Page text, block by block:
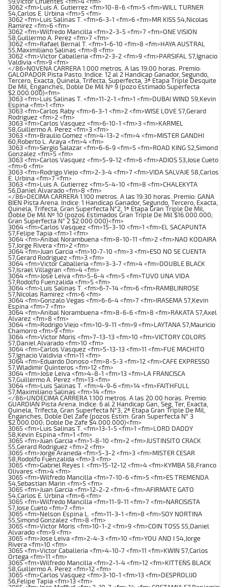
3062 <fm>Luis A. Gutierrez <fm>10-8-6 <fm>5 <fm>WILL TURNER
54,Carlos E. Urbina <fm>5 <fm>
3062 <fm>Luis Salinas T. <fm>6-3-1 <fm>6 <fm>MR KISS 54,Nicolas
Ramirez <fm>6 <fm>
3062 <fm>Wilfredo Mancilla <fm>2-3-5 <fm>7 <fm>ONE VISION
58,Guillermo A. Perez <fm>7 <fm>
3062 <fm>Rafael Bernal T. <fm>1-6-10 <fm>8 <fm>HAYA AUSTRAL
55,Maximiliano Salinas <fm>8 <fm>
3062 <fm>Victor Caballeria <fm>2-3-2 <fm>9 <fm>PARSIFAL 57,Ignacio
Valdivia <fm>9 <fm>
</86>NOVENA CARRERA 1.000 metros. A las 19:00 horas. Premio:
GALOPADOR Pista Pasto. Indice: 12 al 2 Handicap Ganador, Segundo,
Tercero, Exacta, Quinela, Trifecta, Superfecta, 3ª Etapa Triple Desquite
De Mil, Enganches, Doble De Mil Nº 9 (pozo Estimado Superfecta
$2.000.000)<fm>
3063 <fm>Luis Salinas T. <fm>11-2-1 <fm>1 <fm>DUBAI WIND 59,Kevin
Espina <fm>1 <fm>
3063 <fm>Carlos Raby <fm>6-3-1 <fm>2 <fm>WISE LOVE 57,Gerard
Rodriguez <fm>2 <fm>
3063 <fm>Carlos Vasquez <fm>6-10-1 <fm>3 <fm>KARMEL
58,Guillermo A. Perez <fm>3 <fm>
3063 <fm>Braulio Gomez <fm>4-13-2 <fm>4 <fm>MISTER GANDHI
60,Roberto L. Araya <fm>4 <fm>
3063 <fm>Sergio Salazar <fm>6-6-9 <fm>5 <fm>ROAD KING 52,Simond
Gonzalez <fm>5 <fm>
3063 <fm>Carlos Vasquez <fm>5-9-12 <fm>6 <fm>ADIOS 53,Jose Cueto
<fm>6 <fm>
3063 <fm>Rodrigo Viejo <fm>2-3-4 <fm>7 <fm>VIDA SALVAJE 58,Carlos
E. Urbina <fm>7 <fm>
3063 <fm>Luis A. Gutierrez <fm>5-4-10 <fm>8 <fm>CHALEKYTA
56,Daniel Alvarado <fm>8 <fm>
</86>DECIMA CARRERA 1.100 metros. A las 19:30 horas. Premio: GANA
BIEN Pista Arena. Indice: 1 Handicap Ganador, Segundo, Tercero, Exacta,
Quinela, Trifecta, Gran Superfecta N°2, 1ª Etapa Gran Triple De Mil,
Doble De Mil Nº 10 (pozos Estimados Gran Triple De Mil $16.000.000;
Gran Superfecta N° 2 $2.000.000)<fm>
3064 <fm>Carlos Vasquez <fm>15-3-10 <fm>1 <fm>EL SACAPUNTA
57,Felipe Tapia <fm>1 <fm>
3064 <fm>Anibal Norambuena <fm>8-10-11 <fm>2 <fm>NAO KODAIRA
57,Jorge Rivera <fm>2 <fm>
3064 <fm>Juan Garcia <fm>10-7-10 <fm>3 <fm>ESO NO SE CUENTA
57,Gerard Rodriguez <fm>3 <fm>
3064 <fm>Victor Caballeria <fm>3-3-7 <fm>4 <fm>DOUBLE BLACK
57,Israel Villagran <fm>4 <fm>
3064 <fm>Jose Leiva <fm>5-6-4 <fm>5 <fm>TUVO UNA VIDA
57,Rodolfo Fuenzalida <fm>5 <fm>
3064 <fm>Luis Salinas T. <fm>6-7-14 <fm>6 <fm>RAMBLINROSE
57,Nicolas Ramirez <fm>6 <fm>
3064 <fm>Gonzalo Vegas <fm>6-6-4 <fm>7 <fm>IRASEMA 57,Kevin
Espina <fm>7 <fm>
3064 <fm>Anibal Norambuena <fm>8-6-6 <fm>8 <fm>RAKATA 57,Axel
Alvarez <fm>8 <fm>
3064 <fm>Rodrigo Viejo <fm>10-9-11 <fm>9 <fm>LAYTANA 57,Mauricio
Chamorro <fm>9 <fm>
3064 <fm>Victor Moris <fm>7-13-13 <fm>10 <fm>VICTORY COLORS
57,Daniel Alvarado <fm>10 <fm>
3064 <fm>Carlos Vasquez <fm>5-13-13 <fm>11 <fm>FUE MACHITO
57,Ignacio Valdivia <fm>11 <fm>
3064 <fm>Eduardo Donoso <fm>8-5-3 <fm>12 <fm>CAFE EXPRESSO
57,Wladimir Quinteros <fm>12 <fm>
3064 <fm>Jose Leiva <fm>4-8-1 <fm>13 <fm>LA FRANCISCA
57,Guillermo A. Perez <fm>13 <fm>
3064 <fm>Luis Salinas T. <fm>4-9-6 <fm>14 <fm>FAITHFULL
57,Maximiliano Salinas <fm>14 <fm>
</86>UNDECIMA CARRERA 1.100 metros. A las 20:00 horas. Premio:
GUARDIAN Pista Arena. Indice: 6 al 2 Handicap Gan, Seg, Ter, Exacta,
Quinela, Trifecta, Gran Superfecta N°3, 2ª Etapa Gran Triple De Mil,
Enganches, Doble Del Zafe (pozos Estim: Gran Superfecta N° 3
$2.000.000; Doble De Zafe $4.000.000)<fm>
3065 <fm>Luis Salinas T. <fm>13-1-5 <fm>1 <fm>LORD DADDY
58,Kevin Espina <fm>1 <fm>
3065 <fm>Juan Garcia <fm>1-8-10 <fm>2 <fm>JUSTINSITO CRACK
55,Gerard Rodriguez <fm>2 <fm>
3065 <fm>Jorge Araneda <fm>5-3-2 <fm>3 <fm>MISTER CESAR
58,Rodolfo Fuenzalida <fm>3 <fm>
3065 <fm>Gabriel Reyes I. <fm>15-12-12 <fm>4 <fm>KYMBA 58,Franco
Olivares <fm>4 <fm>
3065 <fm>Wilfredo Mancilla <fm>7-10-6 <fm>5 <fm>ES TREMENDA
54,Sebastian Marin <fm>5 <fm>
3065 <fm>Juan Garcia <fm>12-2-2 <fm>6 <fm>AFIRMATE GATO
54,Carlos E. Urbina <fm>6 <fm>
3065 <fm>Wilfredo Mancilla <fm>11-9-11 <fm>7 <fm>NARCISISTA
57,Jose Cueto <fm>7 <fm>
3065 <fm>Nelson Espina L. <fm>11-3-1 <fm>8 <fm>SOY NORTINA
55,Simond Gonzalez <fm>8 <fm>
3065 <fm>Victor Moris <fm>10-1-2 <fm>9 <fm>COIN TOSS 55,Daniel
Alvarado <fm>9 <fm>
3065 <fm>Jose Leiva <fm>2-4-3 <fm>10 <fm>YOU AND I 54,Jorge
Rivera <fm>10 <fm>
3065 <fm>Victor Caballeria <fm>4-10-7 <fm>11 <fm>KWIN 57,Carlos
Ortega <fm>11 <fm>
3065 <fm>Wilfredo Mancilla <fm>2-1-4 <fm>12 <fm>KITTEN`S BLACK
58,Guillermo A. Perez <fm>12 <fm>
3065 <fm>Carlos Vasquez <fm>3-10-1 <fm>13 <fm>DESPROLIJO
56,Felipe Tapia <fm>13 <fm>